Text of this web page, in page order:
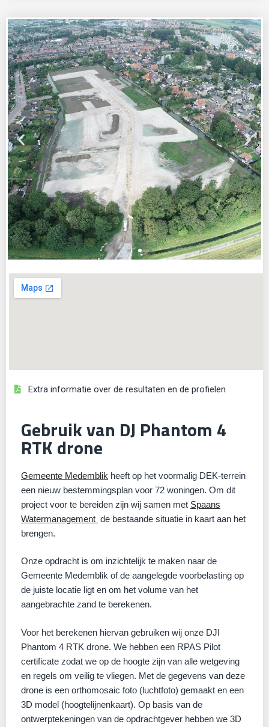
Extra informatie over de resultaten en de profielen
Gebruik van DJ Phantom 4
RTK drone
Gemeente Medemblik heeft op het voormalig DEK-terrein
een nieuw bestemmingsplan voor 72 woningen. Om dit
project voor te bereiden zijn wij samen met Spaans
Watermanagement de bestaande situatie in kaart aan het
brengen.
Onze opdracht is om inzichtelijk te maken naar de
Gemeente Medemblik of de aangelegde voorbelasting op
de juiste locatie ligt en om het volume van het
aangebrachte zand te berekenen.
Voor het berekenen hiervan gebruiken wij onze DJI
Phantom 4 RTK drone. We hebben een RPAS Pilot
certificate zodat we op de hoogte zijn van alle wetgeving
en regels om veilig te vliegen. Met de gegevens van deze
drone is een orthomosaic foto (luchtfoto) gemaakt en een
3D model (hoogtelijnenkaart). Op basis van de
ontwerptekeningen van de opdrachtgever hebben we 3D